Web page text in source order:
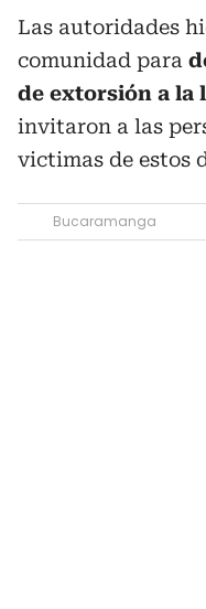
Las autoridades
comunidad para
de extorsión a la
invitaron a las
victimas de estos
Bucaramanga